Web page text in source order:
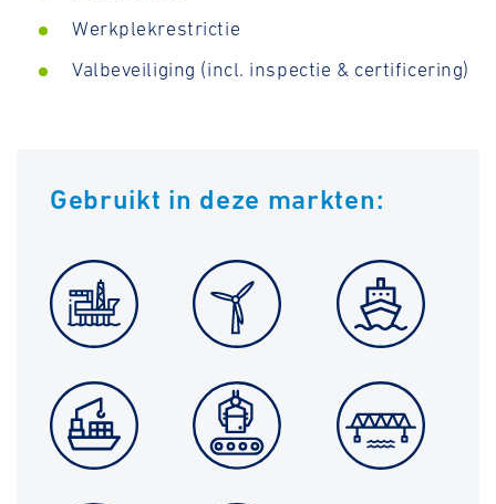
Werkplekrestrictie
Valbeveiliging (incl. inspectie & certificering)
Gebruikt in deze markten: